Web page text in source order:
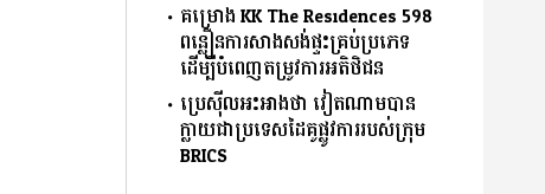
គម្រោង KK The Residences 598
ពន្លឿនការសាងសង់ផ្ទះគ្រប់ប្រភេទ
ដើម្បីបំពេញតម្រូវការអតិថិជន
ប្រេស៊ីលអះអាងថា វៀតណាមបាន
ក្លាយជាប្រទេសដៃគូផ្លូវការរបស់ក្រុម
BRICS